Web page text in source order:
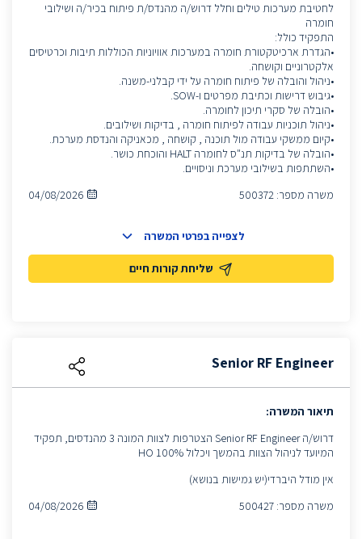
לחטיבת מערכות טילים וחלל דרוש/ה מהנדס/ת פיתוח בכיר/ה ושילובי
חומרה
התפקיד כולל:
•הגדרת ארכיטקטורת חומרה במערכות אוויוניות הכוללות תיבות וכרטיסים
אלקטרוניים וקושחה.
•ניהול והובלה של פיתוח חומרה על ידי קבלני-משנה.
•גיבוש דרישות וכתיבת מפרטים ו-SOW.
•הובלה של סקרי תיכון לחומרה.
•ניהול תוכניות עבודה לפיתוח חומרה , בדיקות ושילובים.
•קיום ממשקי עבודה מול תוכנה , קושחה , מכאניקה והנדסת מערכת.
•הובלה של בדיקות תנ"ס לחומרה HALT והוכחת כושר.
•השתתפות בשילובי מערכת וניסויים.
משרה מספר: 500372
04/08/2026
שליחת קורות חיים
לצפייה בפרטי המשרה
Senior RF Engineer
תיאור המשרה:
דרוש/ה Senior RF Engineer הצטרפות לצוות המונה 3 מהנדסים, תפקיד
המיועד לניהול הצוות בהמשך ויכלול 100% HO
אין מודל היברדי(יש גמישות בנושא)
משרה מספר: 500427
04/08/2026